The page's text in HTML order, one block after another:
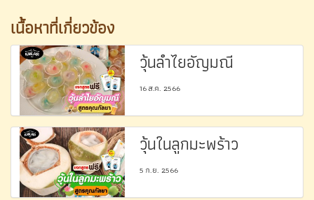
เนื้อหาที่เกี่ยวข้อง
วุ้นลำไยอัญมณี
16 ส.ค. 2566
วุ้นในลูกมะพร้าว
5 ก.ย. 2566